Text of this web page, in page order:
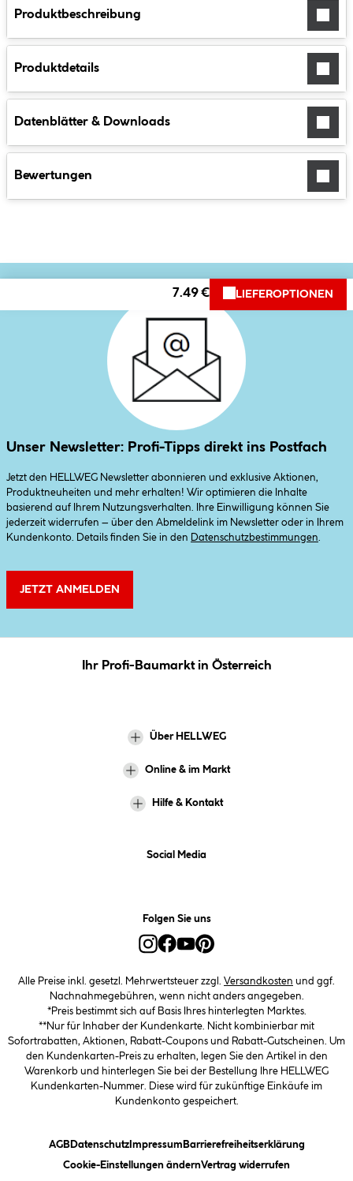
Produktbeschreibung
Produktdetails
Datenblätter & Downloads
Bewertungen
7.49 € LIEFEROPTIONEN
Unser Newsletter: Profi-Tipps direkt ins Postfach
Jetzt den HELLWEG Newsletter abonnieren und exklusive Aktionen,
Produktneuheiten und mehr erhalten! Wir optimieren die Inhalte
basierend auf Ihrem Nutzungsverhalten. Ihre Einwilligung können Sie
jederzeit widerrufen – über den Abmeldelink im Newsletter oder in Ihrem
Kundenkonto. Details finden Sie in den
Datenschutzbestimmungen
JETZT ANMELDEN
Ihr Profi-Baumarkt in Österreich
Über HELLWEG
Online & im Markt
Hilfe & Kontakt
Social Media
Folgen Sie uns
Alle Preise inkl. gesetzl. Mehrwertsteuer zzgl. Versandkosten und ggf.
Nachnahmegebühren, wenn nicht anders angegeben.
*Preis bestimmt sich auf Basis Ihres hinterlegten Marktes.
**Nur für Inhaber der Kundenkarte. Nicht kombinierbar mit
Sofortrabatten, Aktionen, Rabatt-Coupons und Rabatt-Gutscheinen. Um
den Kundenkarten-Preis zu erhalten, legen Sie den Artikel in den
Warenkorb und hinterlegen Sie bei der Bestellung Ihre HELLWEG
Kundenkarten-Nummer. Diese wird für zukünftige Einkäufe im
Kundenkonto gespeichert.
AGB(öffnet ein Dialogfeld)
Datenschutz(öffnet ein Dialogfeld)
Impressum(öffnet ein Dialogfeld)
Barrierefreiheitserklärung(öffnet
Cookie-Einstellungen ändern(öffnet ein Dialogfeld)
Vertrag widerrufen